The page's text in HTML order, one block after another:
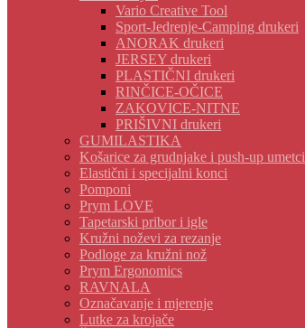
Vario Creative Tool
Sport-Jedrenje-Camping drukeri
ANORAK drukeri
JERSEY drukeri
PLASTIČNI drukeri
RINČICE-OČICE
ZAKOVICE-NITNE
PRIŠIVNI drukeri
GUMILASTIKA
Košarice za grudnjake i push-up umetci
Elastični i specijalni konci
Pomponi
Prym LOVE
Tapetarski pribor i igle
Kružni noževi za rezanje
Podloge za kružni nož
Prym Ergonomics
RAVNALA
Označavanje i mjerenje
Lutke za krojače